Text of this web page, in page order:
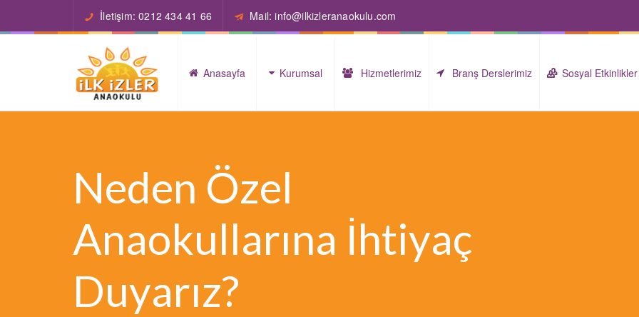
İletişim: 0212 434 41 66 Mail: info@ilkizleranaokulu.com
Anasayfa Kurumsal Hizmetlerimiz Branş Derslerimiz Sosyal Etkinlikler
Neden Özel
Anaokullarına İhtiyaç
Duyarız?